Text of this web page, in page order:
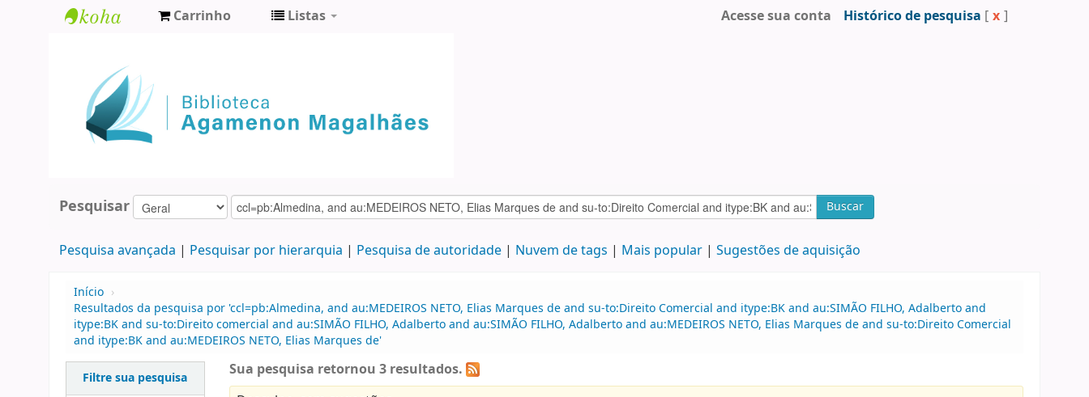
Agamenon
Magalhães
Carrinho Listas Acesse sua conta Histórico de pesquisa [ x ]
Pesquisar Buscar
Pesquisa avançada Pesquisar por hierarquia Pesquisa de autoridade Nuvem de tags Mais popular Sugestões de aquisição
Início ›
Resultados da pesquisa por 'ccl=pb:Almedina, and au:MEDEIROS NETO, Elias Marques de and su-to:Direito Comercial and itype:BK and au:SIMÃO FILHO, Adalberto and
itype:BK and su-to:Direito comercial and au:SIMÃO FILHO, Adalberto and au:SIMÃO FILHO, Adalberto and au:MEDEIROS NETO, Elias Marques de and su-to:Direito Comercial
and itype:BK and au:MEDEIROS NETO, Elias Marques de'
Filtre sua pesquisa
Sua pesquisa retornou 3 resultados.